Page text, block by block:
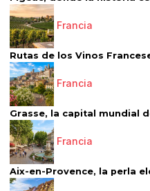
Francia
Rutas de los Vinos
Francia
Grasse, la capital mundial
Francia
Aix-en-Provence, la perla